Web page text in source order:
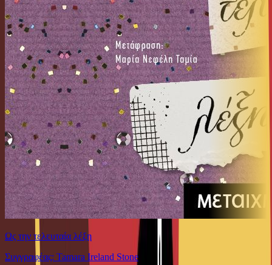
Ως την τελευταία λέξη
Συγγραφέας: Tamara Ireland Stone